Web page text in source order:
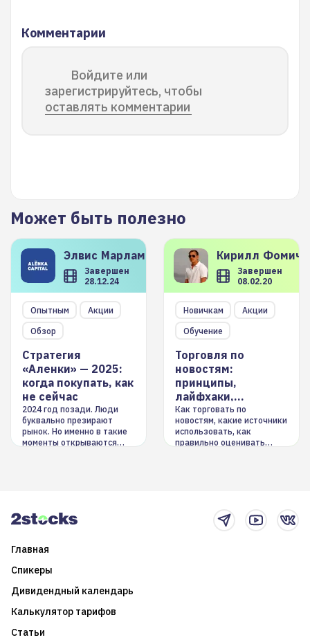
Комментарии
Войдите или
зарегистрируйтесь, чтобы
оставлять комментарии
Может быть полезно
Элвис Марламов
Завершен
28.12.24
Опытным
Акции
Обзор
Стратегия
«Аленки» — 2025:
когда покупать, как
не сейчас
2024 год позади. Люди
буквально презирают
рынок. Но именно в такие
моменты открываются
Кирилл
Завершен
08.02.20
Новичкам
Акции
Обучение
Торговля по
новостям:
принципы,
лайфхаки,
инструменты
Как торговать по
новостям, какие источники
использовать, как
правильно оценивать
Главная
Спикеры
Дивидендный календарь
Калькулятор тарифов
Статьи